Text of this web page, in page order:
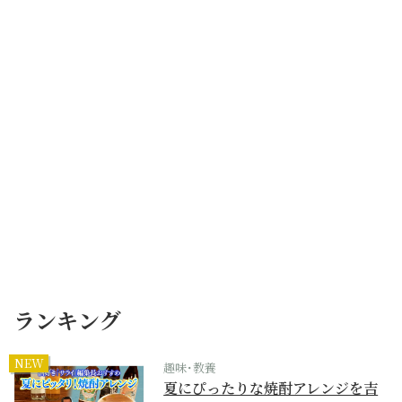
ランキング
NEW 趣味･教養
夏にぴったりな焼酎アレンジを吉